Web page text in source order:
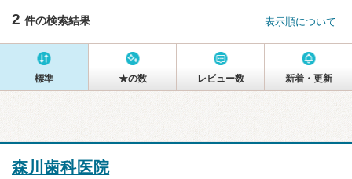
2 件の検索結果 表示順について
標準 ★の数 レビュー数 新着・更新
森川歯科医院